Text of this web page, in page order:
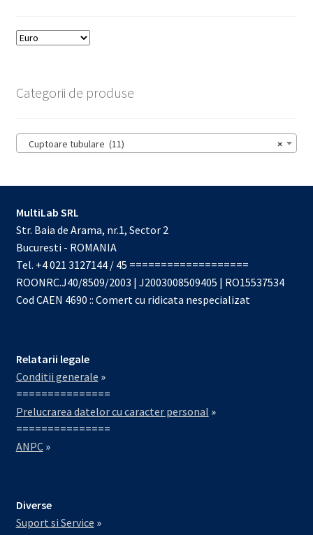
Categorii de produse
×
Cuptoare tubulare (11)
MultiLab SRL
Str. Baia de Arama, nr.1, Sector 2
Bucuresti - ROMANIA
Tel. +4 021 3127144 / 45 ===================
ROONRC.J40/8509/2003 | J2003008509405 | RO15537534
Cod CAEN 4690 :: Comert cu ridicata nespecializat
Relatarii legale
Conditii generale »
===============
Prelucrarea datelor cu caracter personal »
===============
ANPC»
Diverse
Suport si Service »